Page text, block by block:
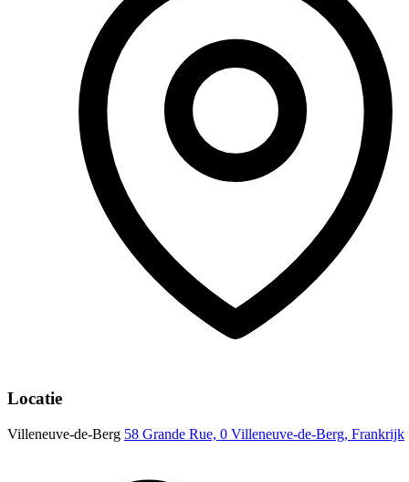
Locatie
Villeneuve-de-Berg 58 Grande Rue, 0 Villeneuve-de-Berg, Frankrijk